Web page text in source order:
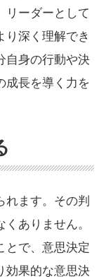
リーダーとして
り深く理解でき
自身の行動や決
成長を導く力を
れます。その判
ありません。
とで、意思決定
効果的な意思決